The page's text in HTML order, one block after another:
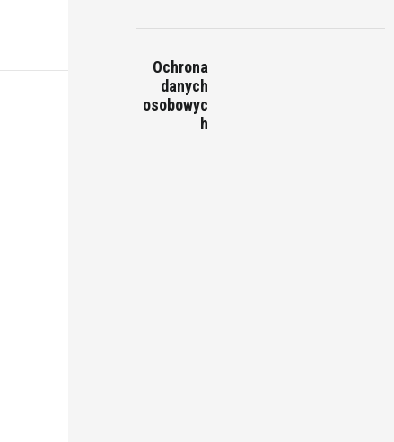
Ochrona
danych
osobowyc
h